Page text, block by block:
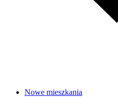
Nowe mieszkania